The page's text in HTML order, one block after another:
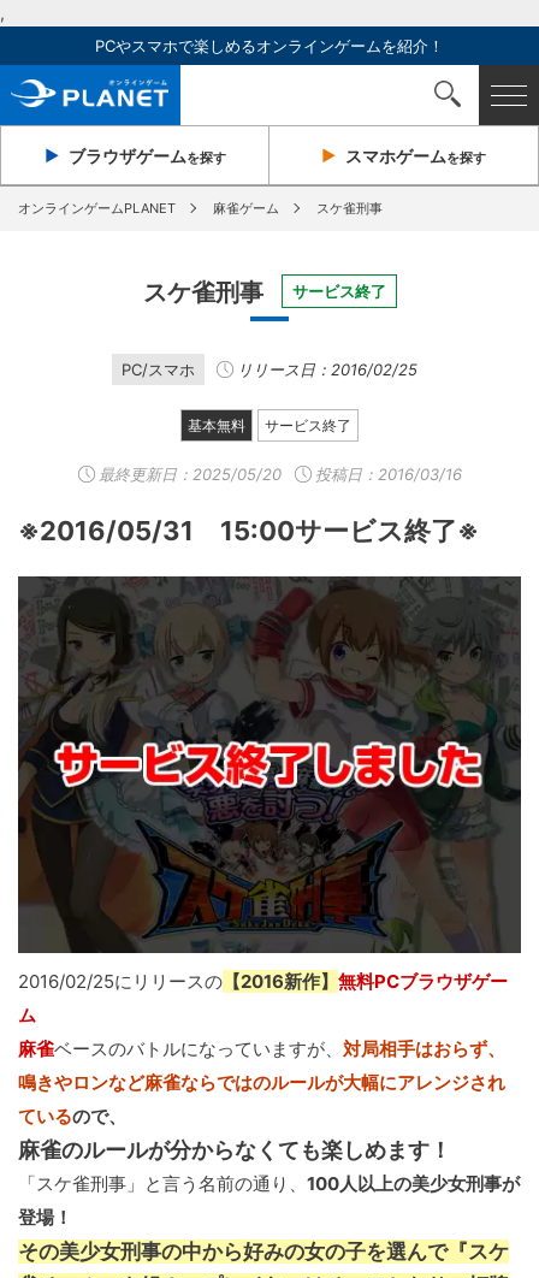
,
PCやスマホで楽しめるオンラインゲームを紹介！
ブラウザゲームを探す スマホゲームを探す
オンラインゲームPLANET 麻雀ゲーム スケ雀刑事
スケ雀刑事 サービス終了
PC/スマホ リリース日：2016/02/25
基本無料 サービス終了
最終更新日： 2025/05/20 投稿日：2016/03/16
※2016/05/31 15:00サービス終了※
2016/02/25にリリースの 【2016新作】 無料PCブラウザゲー
ム
麻雀ベースのバトルになっていますが、 対局相手はおらず、
鳴きやロンなど麻雀ならではのルールが大幅にアレンジされ
ているので、
麻雀のルールが分からなくても楽しめます！
「スケ雀刑事」と言う名前の通り、 100人以上の美少女刑事が
登場！
その美少女刑事の中から好みの女の子を選んで『スケ